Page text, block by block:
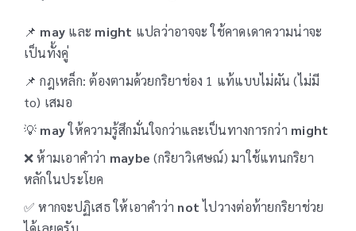
📌 may และ might แปลว่าอาจจะ ใช้คาดเดาความน่าจะ
เป็นทั้งคู่
📌 กฎเหล็ก: ต้องตามด้วยกริยาช่อง 1 แท้แบบไม่ผัน (ไม่มี
to) เสมอ
💡 mayให้ความรู้สึกมั่นใจกว่าและเป็นทางการกว่า might
❌ ห้ามเอาคำว่า maybe (กริยาวิเศษณ์) มาใช้แทนกริยา
หลักในประโยค
✅ หากจะปฏิเสธ ให้เอาคำว่า notไปวางต่อท้ายกริยาช่วย